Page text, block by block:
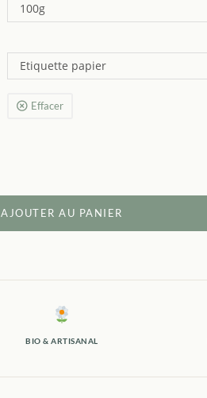
100g
Etiquette papier
Effacer
AJOUTER AU PANIER
BIO & ARTISANAL